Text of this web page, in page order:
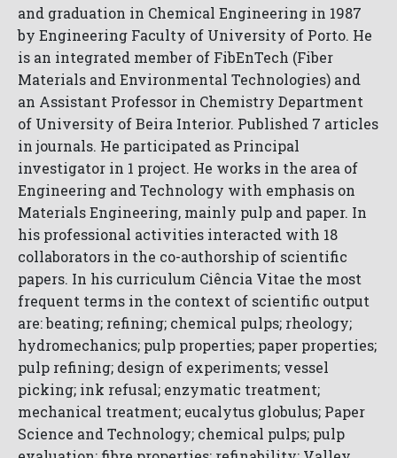
and graduation in Chemical Engineering in 1987
by Engineering Faculty of University of Porto. He
is an integrated member of FibEnTech (Fiber
Materials and Environmental Technologies) and
an Assistant Professor in Chemistry Department
of University of Beira Interior. Published 7 articles
in journals. He participated as Principal
investigator in 1 project. He works in the area of
Engineering and Technology with emphasis on
Materials Engineering, mainly pulp and paper. In
his professional activities interacted with 18
collaborators in the co-authorship of scientific
papers. In his curriculum Ciência Vitae the most
frequent terms in the context of scientific output
are: beating; refining; chemical pulps; rheology;
hydromechanics; pulp properties; paper properties;
pulp refining; design of experiments; vessel
picking; ink refusal; enzymatic treatment;
mechanical treatment; eucalytus globulus; Paper
Science and Technology; chemical pulps; pulp